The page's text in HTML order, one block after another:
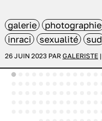
galerie photographie
inraci
sexualité sud
26 JUIN 2023 PARGALERISTE |